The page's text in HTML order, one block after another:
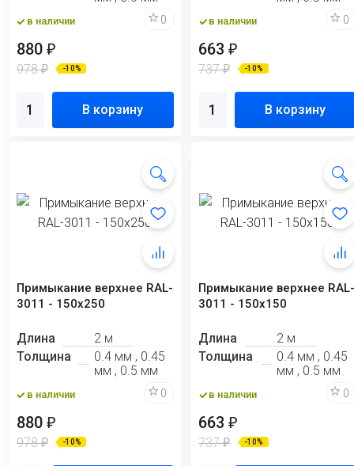
в наличии 0
880 ₽
978₽ -10%
В корзину
в наличии 0
663₽
737₽ -10%
В корзину
Примыкание верхнее RAL-
3011 - 150x250
Длина
2 м
Толщина
0.4 мм , 0.45
мм , 0.5 мм
в наличии 0
880 ₽
978₽ -10%
Примыкание верхнее
3011 - 150х150
Длина
2 м
Толщина
0.4 мм , 0.45
мм , 0.5 мм
в наличии 0
663₽
737₽ -10%